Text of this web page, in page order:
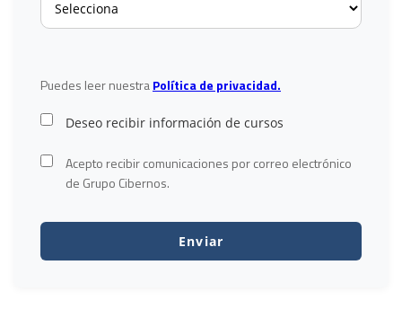
Puedes leer nuestraPolítica de privacidad.
Deseo recibir información de cursos
Acepto recibir comunicaciones por correo electrónico
de Grupo Cibernos.